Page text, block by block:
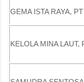
GEMA ISTA RAYA, PT
KELOLA MINA LAUT,